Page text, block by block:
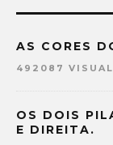
AS CORES
492087
OS DOIS
E DIREITA.